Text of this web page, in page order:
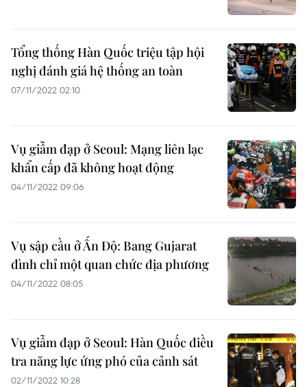
Tổng thống Hàn Quốc triệu tập hội
nghị đánh giá hệ thống an toàn
07/11/2022 02:10
Vụ giẫm đạp ở Seoul: Mạng liên lạc
khẩn cấp đã không hoạt động
04/11/2022 09:06
Vụ sập cầu ở Ấn Độ: Bang Gujarat
đình chỉ một quan chức địa phương
04/11/2022 08:05
Vụ giẫm đạp ở Seoul: Hàn Quốc điều
tra năng lực ứng phó của cảnh sát
02/11/2022 10:28